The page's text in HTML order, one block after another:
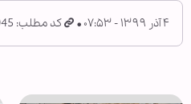
۴ آذر ۱۳۹۹ - ۰۷:۵۳ کد مطلب: 1083045